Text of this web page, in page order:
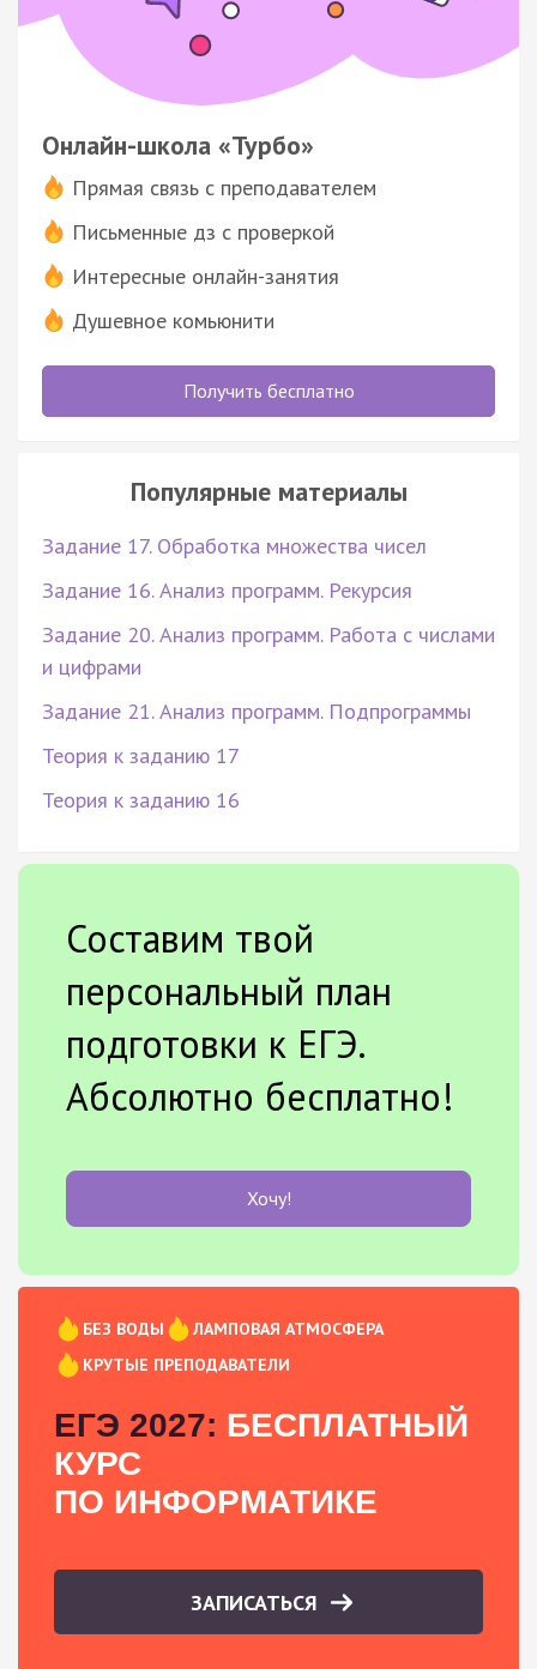
Онлайн-школа «Турбо»
Прямая связь с преподавателем
Письменные дз с проверкой
Интересные онлайн-занятия
Душевное комьюнити
Получить бесплатно
Популярные материалы
Задание 17. Обработка множества чисел
Задание 16. Анализ программ. Рекурсия
Задание 20. Анализ программ. Работа с числами
и цифрами
Задание 21. Анализ программ. Подпрограммы
Теория к заданию 17
Теория к заданию 16
Составим твой
персональный план
подготовки к ЕГЭ.
Абсолютно бесплатно!
Хочу!
БЕЗ ВОДЫ
ЛАМПОВАЯ АТМОСФЕРА
КРУТЫЕ ПРЕПОДАВАТЕЛИ
ЕГЭ 2027: БЕСПЛАТНЫЙ
КУРС
ПО ИНФОРМАТИКЕ
ЗАПИСАТЬСЯ